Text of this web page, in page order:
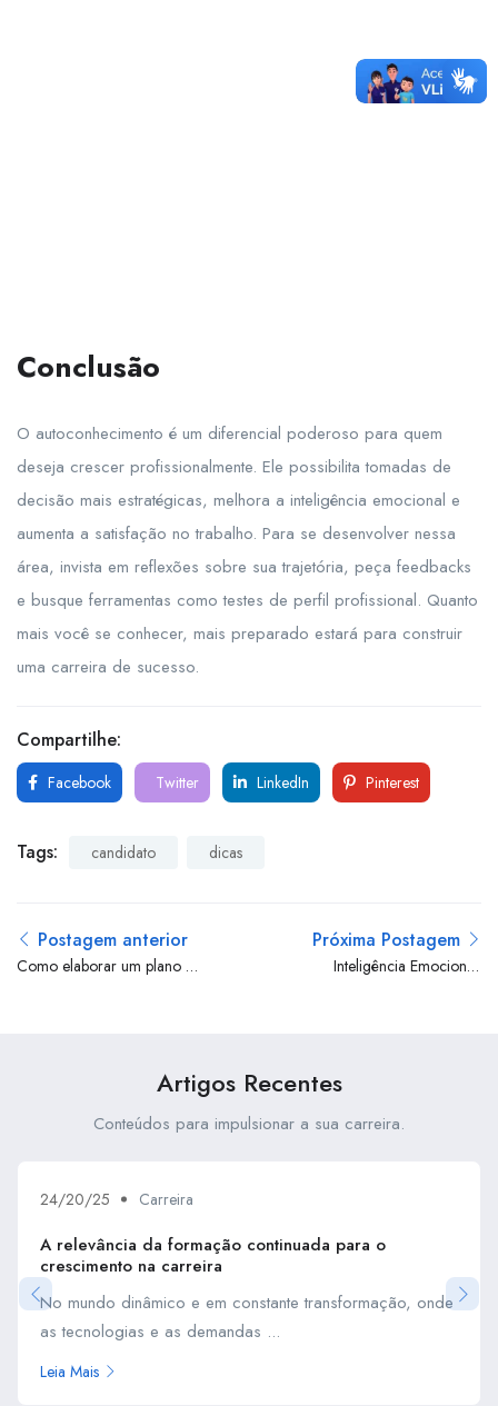
Conclusão
O autoconhecimento é um diferencial poderoso para quem
deseja crescer profissionalmente. Ele possibilita tomadas de
decisão mais estratégicas, melhora a inteligência emocional e
aumenta a satisfação no trabalho. Para se desenvolver nessa
área, invista em reflexões sobre sua trajetória, peça feedbacks
e busque ferramentas como testes de perfil profissional. Quanto
mais você se conhecer, mais preparado estará para construir
uma carreira de sucesso.
Compartilhe:
Facebook Twitter LinkedIn Pinterest
candidato dicas
Postagem anterior
Como elaborar um plano de
Próxima Postagem
Inteligência Emocional:
Artigos Recentes
Conteúdos para impulsionar a sua carreira.
24/20/25 Carreira
A relevância da formação continuada para o
crescimento na carreira
No mundo dinâmico e em constante transformação, onde
as tecnologias e as demandas ...
Leia Mais